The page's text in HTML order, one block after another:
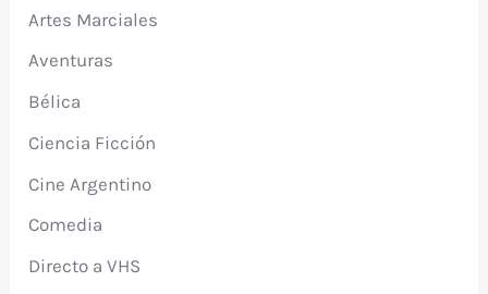
Artes Marciales
Aventuras
Bélica
Ciencia Ficción
Cine Argentino
Comedia
Directo a VHS